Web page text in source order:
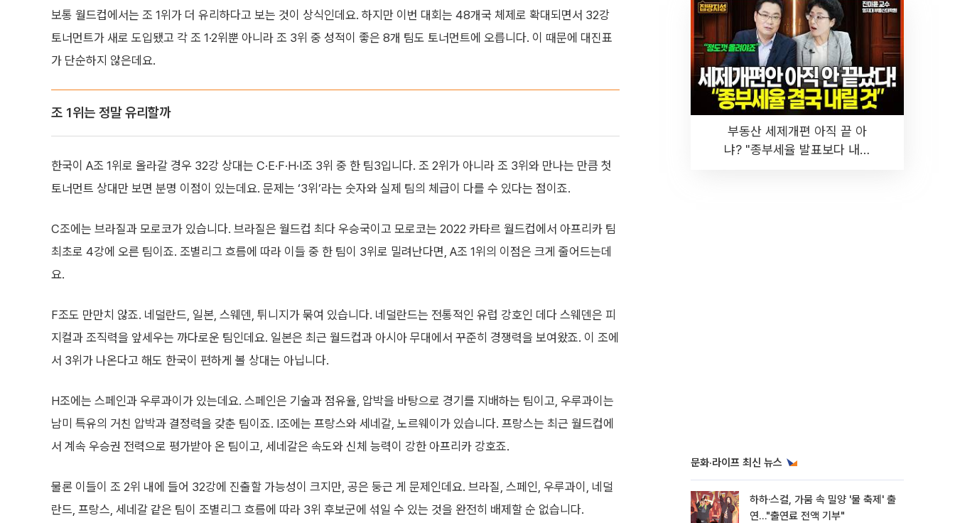
보통 월드컵에서는 조 1위가 더 유리하다고 보는 것이 상식인데요. 하지만 이번 대회는 48개국 체제로 확대되면서 32강
토너먼트가 새로 도입됐고 각 조 1·2위뿐 아니라 조 3위 중 성적이 좋은 8개 팀도 토너먼트에 오릅니다. 이 때문에 대진표
가 단순하지 않은데요.
조 1위는 정말 유리할까
한국이 A조 1위로 올라갈 경우 32강 상대는 C·E·F·H·I조 3위 중 한 팀3입니다. 조 2위가 아니라 조 3위와 만나는 만큼 첫
토너먼트 상대만 보면 분명 이점이 있는데요. 문제는 ‘3위’라는 숫자와 실제 팀의 체급이 다를 수 있다는 점이죠.
C조에는 브라질과 모로코가 있습니다. 브라질은 월드컵 최다 우승국이고 모로코는 2022 카타르 월드컵에서 아프리카 팀
최초로 4강에 오른 팀이죠. 조별리그 흐름에 따라 이들 중 한 팀이 3위로 밀려난다면, A조 1위의 이점은 크게 줄어드는데
요.
F조도 만만치 않죠. 네덜란드, 일본, 스웨덴, 튀니지가 묶여 있습니다. 네덜란드는 전통적인 유럽 강호인 데다 스웨덴은 피
지컬과 조직력을 앞세우는 까다로운 팀인데요. 일본은 최근 월드컵과 아시아 무대에서 꾸준히 경쟁력을 보여왔죠. 이 조에
서 3위가 나온다고 해도 한국이 편하게 볼 상대는 아닙니다.
H조에는 스페인과 우루과이가 있는데요. 스페인은 기술과 점유율, 압박을 바탕으로 경기를 지배하는 팀이고, 우루과이는
남미 특유의 거친 압박과 결정력을 갖춘 팀이죠. I조에는 프랑스와 세네갈, 노르웨이가 있습니다. 프랑스는 최근 월드컵에
서 계속 우승권 전력으로 평가받아 온 팀이고, 세네갈은 속도와 신체 능력이 강한 아프리카 강호죠.
물론 이들이 조 2위 내에 들어 32강에 진출할 가능성이 크지만, 공은 둥근 게 문제인데요. 브라질, 스페인, 우루과이, 네덜
란드, 프랑스, 세네갈 같은 팀이 조별리그 흐름에 따라 3위 후보군에 섞일 수 있는 것을 완전히 배제할 순 없습니다.
부동산 세제개편 아직 끝 아
냐? "종부세율 발표보다 내릴
문화·라이프 최신 뉴스
하하·스컬, 가뭄 속 밀양 '물 축제' 출
연…"출연료 전액 기부"